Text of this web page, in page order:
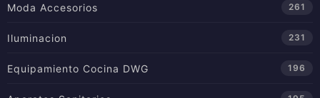
Moda Accesorios 261
Iluminacion 231
Equipamiento Cocina DWG 196